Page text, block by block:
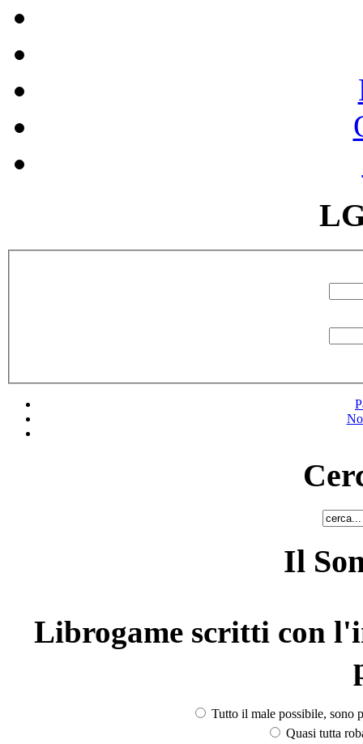
Il
Librogame scritti con
Tutto il male possibile, sono
Quasi tutta